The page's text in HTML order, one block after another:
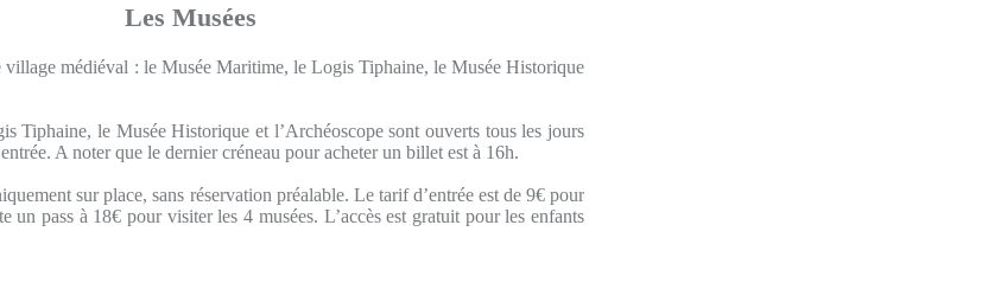
Les Musées
village médiéval : le Musée Maritime, le Logis Tiphaine, le Musée Historique
Tiphaine, le Musée Historique et l’Archéoscope sont ouverts tous les jours
A noter que le dernier créneau pour acheter un billet est à 16h.
sur place, sans réservation préalable. Le tarif d’entrée est de 9€ pour
un pass à 18€ pour visiter les 4 musées. L’accès est gratuit pour les enfants